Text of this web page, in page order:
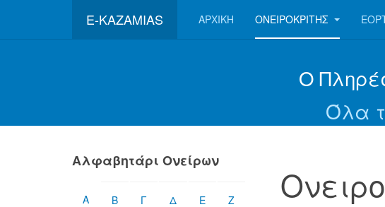
E-KAZAMIAS ΑΡΧΙΚΉ ΟΝΕΙΡΟΚΡΊΤΗΣ
Ο
Όλα
Αλφαβητάρι Ονείρων
Α Β Γ Δ Ε Ζ